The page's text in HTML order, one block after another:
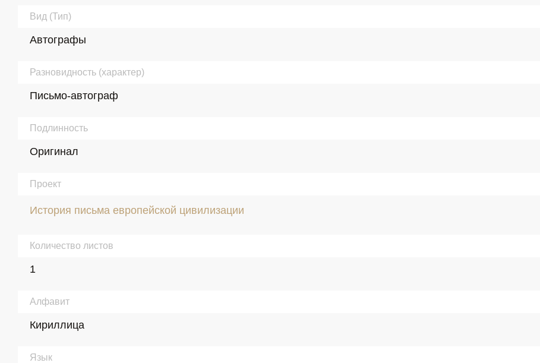
Вид (Тип)
Автографы
Разновидность (характер)
Письмо-автограф
Подлинность
Оригинал
Проект
История письма европейской цивилизации
Количество листов
1
Алфавит
Кириллица
Язык